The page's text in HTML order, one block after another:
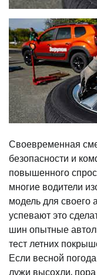
Своевременная
безопасности и
повышенного
многие водители
модель для своего
успевают это
шин опытные
тест летних
Если весной
лужи высохли, пора